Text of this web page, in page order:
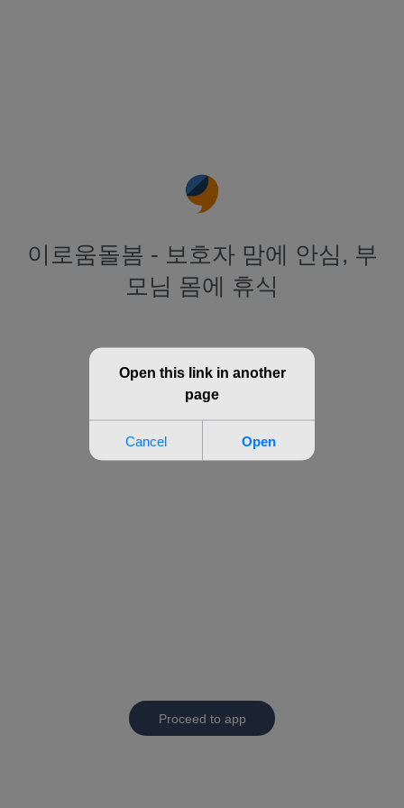
이로움돌봄 - 보호자 맘에 안심, 부
모님 몸에 휴식
Proceed to app